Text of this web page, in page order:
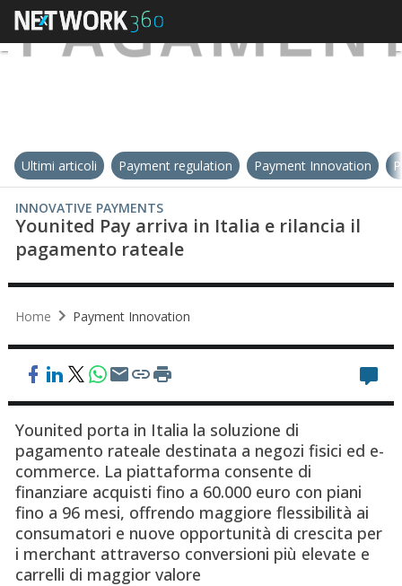
Ultimi articoli Payment regulation Payment Innovation
INNOVATIVE PAYMENTS
Younited Pay arriva in Italia e rilancia il
pagamento rateale
Home Payment Innovation
Younited porta in Italia la soluzione di
pagamento rateale destinata a negozi fisici ed e-
commerce. La piattaforma consente di
finanziare acquisti fino a 60.000 euro con piani
fino a 96 mesi, offrendo maggiore flessibilità ai
consumatori e nuove opportunità di crescita per
i merchant attraverso conversioni più elevate e
carrelli di maggior valore